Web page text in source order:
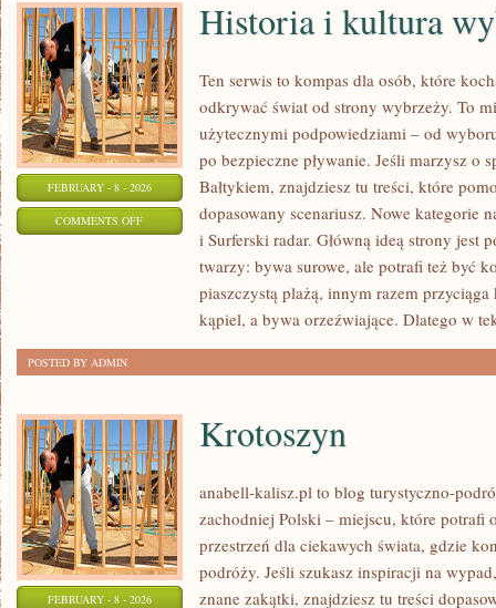
FEBRUARY - 8 - 2026
COMMENTS OFFON
WYBRZEŻY
Historia i kultura
Ten serwis to kompas dla osób, które
odkrywać świat od strony wybrzeży. To
użytecznymi podpowiedziami – od
po bezpieczne pływanie. Jeśli marzysz o
Bałtykiem, znajdziesz tu treści, które
dopasowany scenariusz. Nowe kategorie
i Surferski radar. Główną ideą strony jest
twarzy: bywa surowe, ale potrafi też być
piaszczystą plażą, innym razem
kąpiel, a bywa orzeźwiające. Dlatego w
POSTED BY ADMIN
FEBRUARY - 8 - 2026
Krotoszyn
anabell-kalisz.pl to blog turystyczno-
zachodniej Polski – miejscu, które potrafi
przestrzeń dla ciekawych świata, gdzie
podróży. Jeśli szukasz inspiracji na
znane zakątki, znajdziesz tu treści